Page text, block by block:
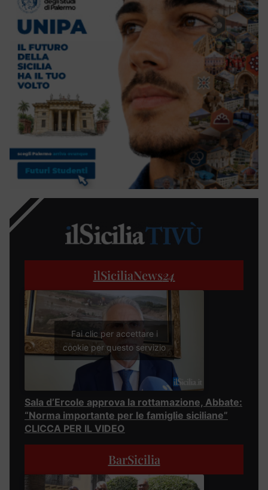
ilSiciliaNews24
Fai clic per accettare i
cookie per questo servizio
Sala d’Ercole approva la rottamazione, Abbate:
“Norma importante per le famiglie siciliane”
CLICCA PER IL VIDEO
BarSicilia